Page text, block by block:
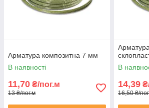
Арматура композитна 7 мм
В наявності
11,70 ₴/пог.м
13 ₴/пог.м
В
14,39
16,50 ₴/